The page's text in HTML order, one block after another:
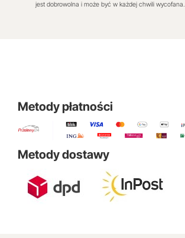
jest dobrowolna i może być w każdej chwili wycofana.
Metody płatności
Metody dostawy